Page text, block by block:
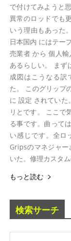
で付けてみようと
異常のロッドでも
いう理由もあった
日本国内 にはテー
売業者 から 個人
あるらしい。 まず
成図はこうなる訳
た。 このグリップ
に 設定 されてい
リとです。 ここで
る事です。曲って
い感じです。全ロ
Gripsのマネジャ
いた。修理カスタ
もっと読む
検索サーチ